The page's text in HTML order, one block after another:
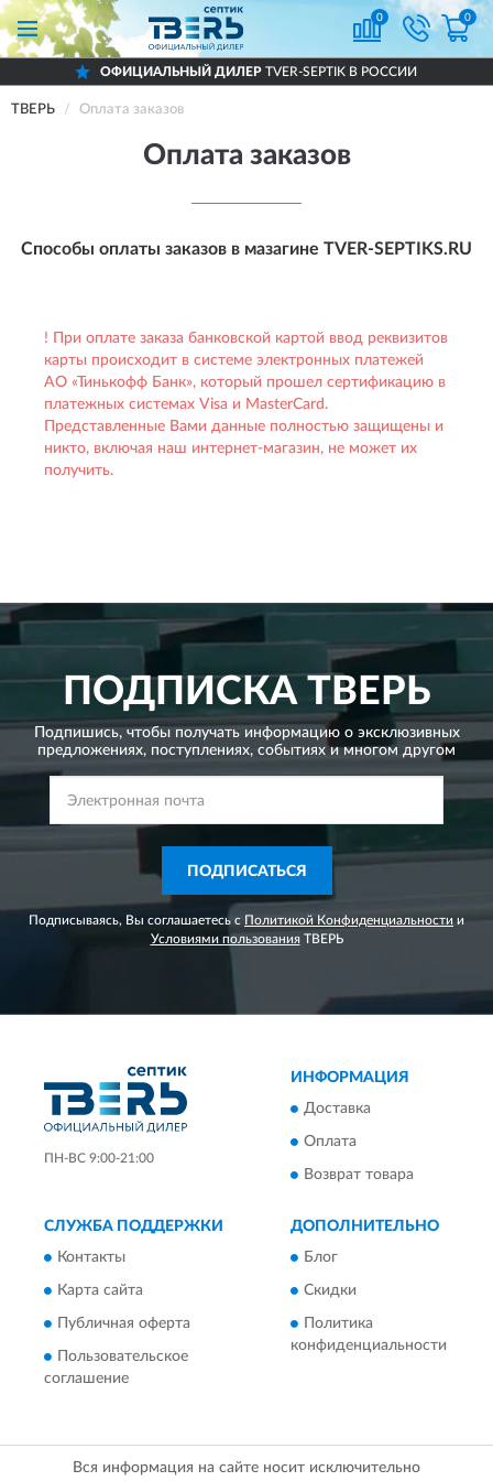
0 0
ОФИЦИАЛЬНЫЙ ДИЛЕРTVER-SEPTIK В РОССИИ
ТВЕРЬ Оплата заказов
Оплата заказов
Способы оплаты заказов в мазагине TVER-SEPTIKS.RU
! При оплате заказа банковской картой ввод реквизитов
карты происходит в системе электронных платежей
АО «Тинькофф Банк», который прошел сертификацию в
платежных системах Visa и MasterCard.
Представленные Вами данные полностью защищены и
никто, включая наш интернет-магазин, не может их
получить.
ПОДПИСКА ТВЕРЬ
Подпишись, чтобы получать информацию о эксклюзивных
предложениях, поступлениях, событиях и многом другом
ПОДПИСАТЬСЯ
Подписываясь, Вы соглашаетесь с Политикой Конфиденциальности и
Условиями пользованияТВЕРЬ
ПН-ВС 9:00-21:00
ИНФОРМАЦИЯ
Доставка
Оплата
Возврат товара
СЛУЖБА ПОДДЕРЖКИ
Контакты
Карта сайта
Публичная оферта
Пользовательское
соглашение
ДОПОЛНИТЕЛЬНО
Блог
Скидки
Политика
конфиденциальности
Вся информация на сайте носит исключительно